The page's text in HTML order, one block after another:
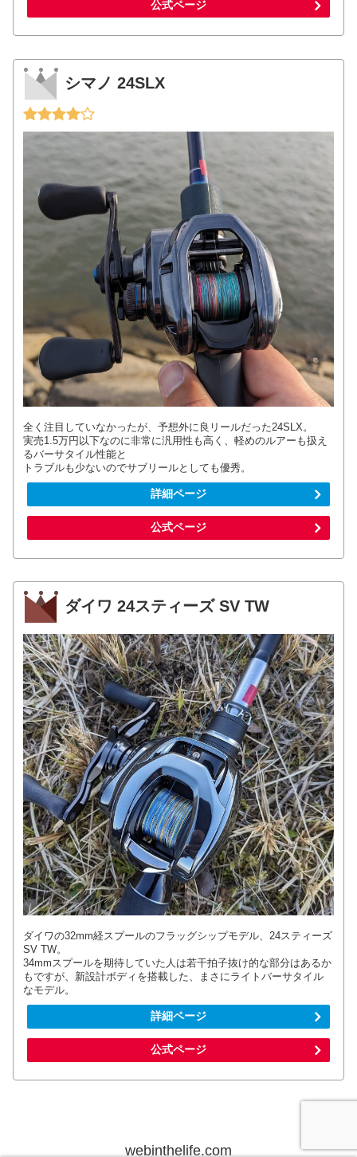
公式ページ
シマノ 24SLX
全く注目していなかったが、予想外に良リールだった24SLX。
実売1.5万円以下なのに非常に汎用性も高く、軽めのルアーも扱え
るバーサタイル性能と
トラブルも少ないのでサブリールとしても優秀。
詳細ページ
公式ページ
ダイワ 24スティーズ SV TW
ダイワの32mm経スプールのフラッグシップモデル、24スティーズ
SV TW。
34mmスプールを期待していた人は若干拍子抜け的な部分はあるか
もですが、新設計ボディを搭載した、まさにライトバーサタイル
なモデル。
詳細ページ
公式ページ
webinthelife.com